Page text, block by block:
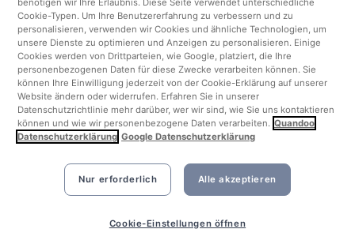
Vereinigtes Königreich
Türkei
Niederlande
Singapur
benötigen wir Ihre Erlaubnis. Diese Seite verwendet unterschiedliche
Cookie-Typen. Um Ihre Benutzererfahrung zu verbessern und zu
personalisieren, verwenden wir Cookies und ähnliche Technologien, um
unsere Dienste zu optimieren und Anzeigen zu personalisieren. Einige
Cookies werden von Drittparteien, wie Google, platziert, die Ihre
personenbezogenen Daten für diese Zwecke verarbeiten können. Sie
können Ihre Einwilligung jederzeit von der Cookie-Erklärung auf unserer
Website ändern oder widerrufen. Erfahren Sie in unserer
Datenschutzrichtlinie mehr darüber, wer wir sind, wie Sie uns kontaktieren
können und wie wir personenbezogene Daten verarbeiten. Quandoo
Datenschutzerklärung Google Datenschutzerklärung
Nur erforderlich Alle akzeptieren
Cookie-Einstellungen öffnen